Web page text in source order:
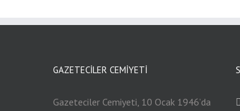
GAZETECILER CEMIYETI
Gazeteciler Cemiyeti, 10 Ocak 1946’da